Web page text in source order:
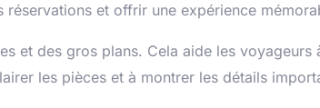
réservations et offrir une expérience
et des gros plans. Cela aide les
les pièces et à montrer les détails